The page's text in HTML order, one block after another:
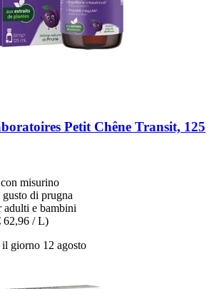
Petit Chêne Transit, 125
misurino
di prugna
adulti e bambini
62,96 / L)
giorno 12 agosto